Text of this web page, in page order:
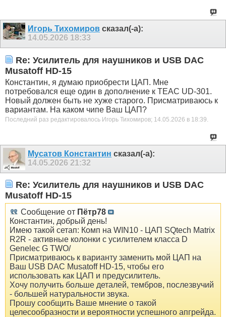
Игорь Тихомиров сказал(-а):
14.05.2026 18:33
Re: Усилитель для наушников и USB DAC
Musatoff HD-15
Константин, я думаю приобрести ЦАП. Мне
потребовался еще один в дополнение к TEAC UD-301.
Новый должен быть не хуже старого. Присматриваюсь к
вариантам. На каком чипе Ваш ЦАП?
Последний раз редактировалось Игорь Тихомиров; 14.05.2026 в 18:39.
Мусатов Константин сказал(-а):
14.05.2026 21:32
Re: Усилитель для наушников и USB DAC
Musatoff HD-15
Сообщение от Пётр78
Константин, добрый день!
Имею такой сетап: Комп на WIN10 - ЦАП SQtech Matrix
R2R - активные колонки с усилителем класса D
Genelec G TWO/
Присматриваюсь к варианту заменить мой ЦАП на
Ваш USB DAC Musatoff HD-15, чтобы его
использовать как ЦАП и предусилитель.
Хочу получить больше деталей, тембров, послезвучий
- большей натуральности звука.
Прошу сообщить Ваше мнение о такой
целесообразности и вероятности успешного апгрейда.